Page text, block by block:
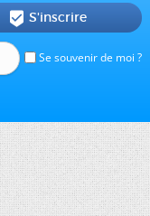
Se souvenir de moi ?
 S'inscrire